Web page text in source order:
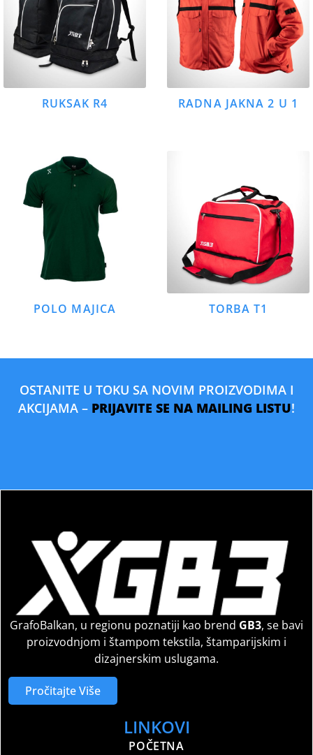
RUKSAK R4 RADNA JAKNA 2 U 1
POLO MAJICA TORBA T1
OSTANITE U TOKU SA NOVIM PROIZVODIMA I
AKCIJAMA – PRIJAVITE SE NA MAILING LISTU!
GrafoBalkan, u regionu poznatiji kao brend GB3, se bavi
proizvodnjom i štampom tekstila, štamparijskim i
dizajnerskim uslugama.
Pročitajte Više
LINKOVI
POČETNA